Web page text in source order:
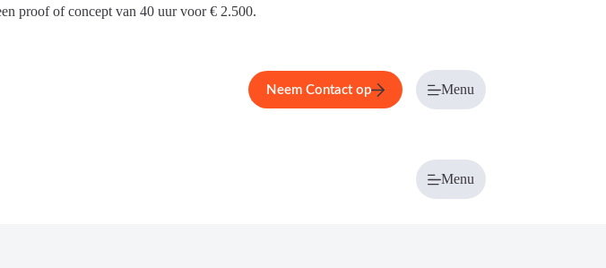
proof of concept van 40 uur voor € 2.500.
Neem Contact op Menu
Menu